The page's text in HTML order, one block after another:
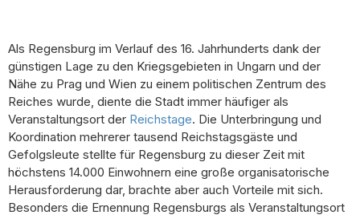
Als Regensburg im Verlauf des 16. Jahrhunderts dank der
günstigen Lage zu den Kriegsgebieten in Ungarn und der
Nähe zu Prag und Wien zu einem politischen Zentrum des
Reiches wurde, diente die Stadt immer häufiger als
Veranstaltungsort der Reichstage. Die Unterbringung und
Koordination mehrerer tausend Reichstagsgäste und
Gefolgsleute stellte für Regensburg zu dieser Zeit mit
höchstens 14.000 Einwohnern eine große organisatorische
Herausforderung dar, brachte aber auch Vorteile mit sich.
Besonders die Ernennung Regensburgs als Veranstaltungsort